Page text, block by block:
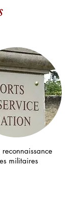
reconnaissance
militaires